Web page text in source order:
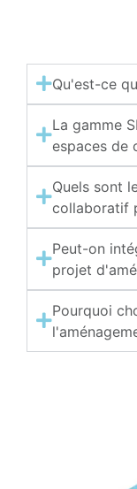
Qu'est-ce
La gamme
espaces de
Quels sont
collaboratif
Peut-on
projet
Pourquoi